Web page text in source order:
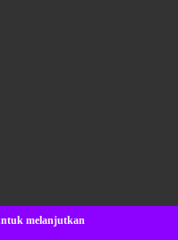
melanjutkan